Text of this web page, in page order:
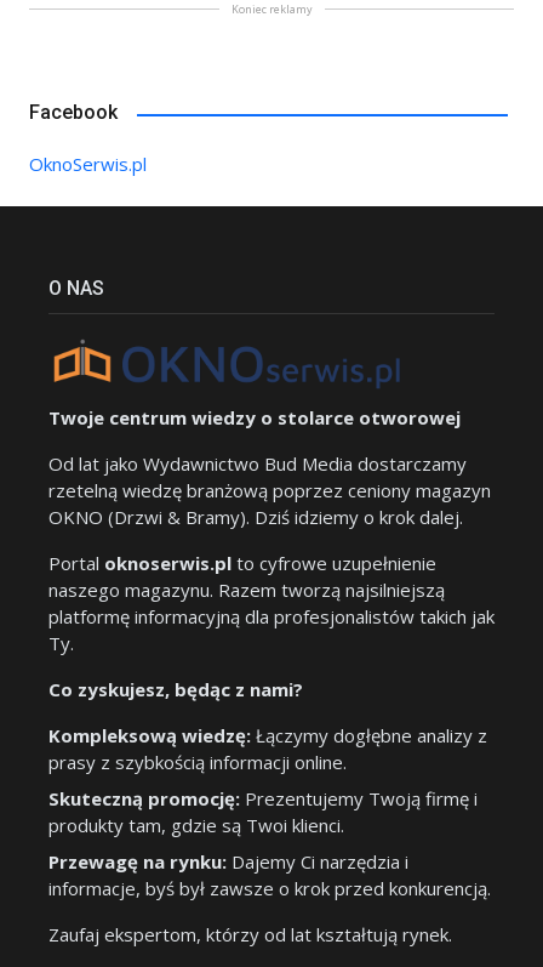
Koniec reklamy
Facebook
OknoSerwis.pl
O NAS
Twoje centrum wiedzy o stolarce otworowej
Od lat jako Wydawnictwo Bud Media dostarczamy
rzetelną wiedzę branżową poprzez ceniony magazyn
OKNO (Drzwi & Bramy). Dziś idziemy o krok dalej.
Portal oknoserwis.pl to cyfrowe uzupełnienie
naszego magazynu. Razem tworzą najsilniejszą
platformę informacyjną dla profesjonalistów takich jak
Ty.
Co zyskujesz, będąc z nami?
Kompleksową wiedzę: Łączymy dogłębne analizy z
prasy z szybkością informacji online.
Skuteczną promocję: Prezentujemy Twoją firmę i
produkty tam, gdzie są Twoi klienci.
Przewagę na rynku: Dajemy Ci narzędzia i
informacje, byś był zawsze o krok przed konkurencją.
Zaufaj ekspertom, którzy od lat kształtują rynek.